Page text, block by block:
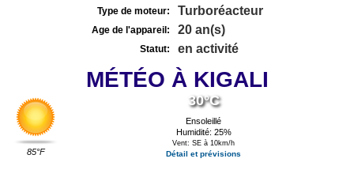
Type de moteur: Turboréacteur
Age de l'appareil: 20 an(s)
Statut: en activité
MÉTÉO À KIGALI
85°F
30°C
Ensoleillé
Humidité: 25%
Vent: SE à 10km/h
Détail et prévisions